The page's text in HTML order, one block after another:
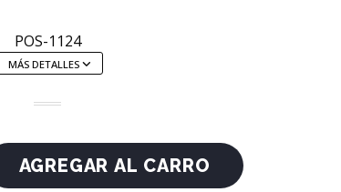
POS-1124
MÁS DETALLES